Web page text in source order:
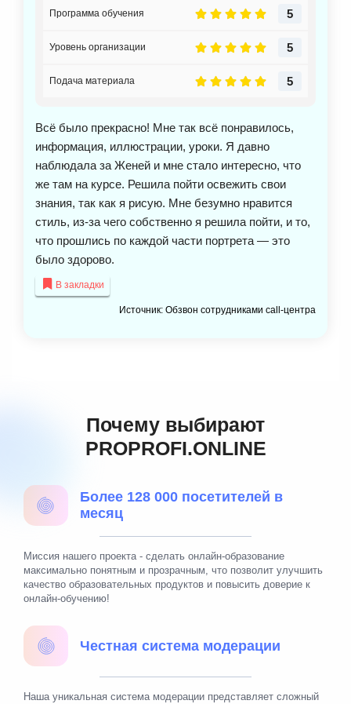
5
Программа обучения
5
Уровень организации
5
Подача материала
Всё было прекрасно! Мне так всё понравилось,
информация, иллюстрации, уроки. Я давно
наблюдала за Женей и мне стало интересно, что
же там на курсе. Решила пойти освежить свои
знания, так как я рисую. Мне безумно нравится
стиль, из-за чего собственно я решила пойти, и то,
что прошлись по каждой части портрета — это
было здорово.
В закладки
Источник: Обзвон сотрудниками call-центра
Почему выбирают
PROPROFI.ONLINE
Более 128 000 посетителей в
месяц
Миссия нашего проекта - сделать онлайн-образование
максимально понятным и прозрачным, что позволит улучшить
качество образовательных продуктов и повысить доверие к
онлайн-обучению!
Честная система модерации
Наша уникальная система модерации представляет сложный